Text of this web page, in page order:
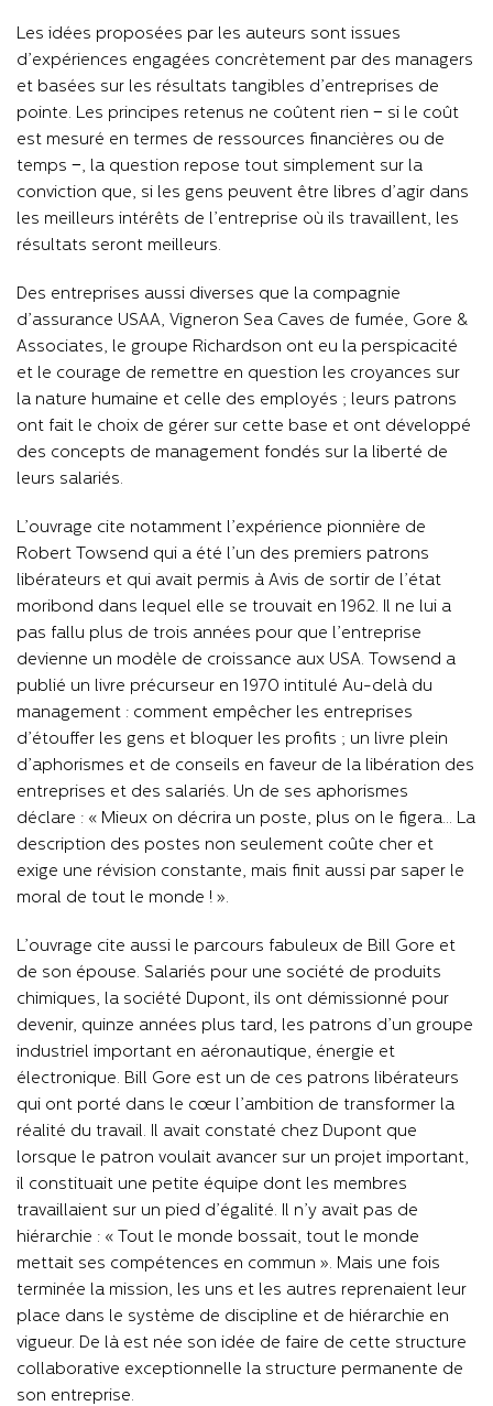
Les idées proposées par les auteurs sont issues
d’expériences engagées concrètement par des managers
et basées sur les résultats tangibles d’entreprises de
pointe. Les principes retenus ne coûtent rien − si le coût
est mesuré en termes de ressources financières ou de
temps −, la question repose tout simplement sur la
conviction que, si les gens peuvent être libres d’agir dans
les meilleurs intérêts de l’entreprise où ils travaillent, les
résultats seront meilleurs.
Des entreprises aussi diverses que la compagnie
d’assurance USAA, Vigneron Sea Caves de fumée, Gore &
Associates, le groupe Richardson ont eu la perspicacité
et le courage de remettre en question les croyances sur
la nature humaine et celle des employés ; leurs patrons
ont fait le choix de gérer sur cette base et ont développé
des concepts de management fondés sur la liberté de
leurs salariés.
L’ouvrage cite notamment l’expérience pionnière de
Robert Towsend qui a été l’un des premiers patrons
libérateurs et qui avait permis à Avis de sortir de l’état
moribond dans lequel elle se trouvait en 1962. Il ne lui a
pas fallu plus de trois années pour que l’entreprise
devienne un modèle de croissance aux USA. Towsend a
publié un livre précurseur en 1970 intitulé Au-delà du
management : comment empêcher les entreprises
d’étouffer les gens et bloquer les profits ; un livre plein
d’aphorismes et de conseils en faveur de la libération des
entreprises et des salariés. Un de ses aphorismes
déclare : « Mieux on décrira un poste, plus on le figera… La
description des postes non seulement coûte cher et
exige une révision constante, mais finit aussi par saper le
moral de tout le monde ! ».
L’ouvrage cite aussi le parcours fabuleux de Bill Gore et
de son épouse. Salariés pour une société de produits
chimiques, la société Dupont, ils ont démissionné pour
devenir, quinze années plus tard, les patrons d’un groupe
industriel important en aéronautique, énergie et
électronique. Bill Gore est un de ces patrons libérateurs
qui ont porté dans le cœur l’ambition de transformer la
réalité du travail. Il avait constaté chez Dupont que
lorsque le patron voulait avancer sur un projet important,
il constituait une petite équipe dont les membres
travaillaient sur un pied d’égalité. Il n’y avait pas de
hiérarchie : « Tout le monde bossait, tout le monde
mettait ses compétences en commun ». Mais une fois
terminée la mission, les uns et les autres reprenaient leur
place dans le système de discipline et de hiérarchie en
vigueur. De là est née son idée de faire de cette structure
collaborative exceptionnelle la structure permanente de
son entreprise.